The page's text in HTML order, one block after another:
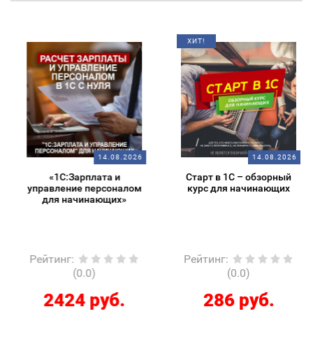
14.08.2026
«1С:Зарплата и
управление персоналом
для начинающих»
Рейтинг:
(0.0)
2424 руб.
ХИТ!
14.08.2026
Старт в 1С – обзорный
курс для начинающих
Рейтинг:
(0.0)
286 руб.